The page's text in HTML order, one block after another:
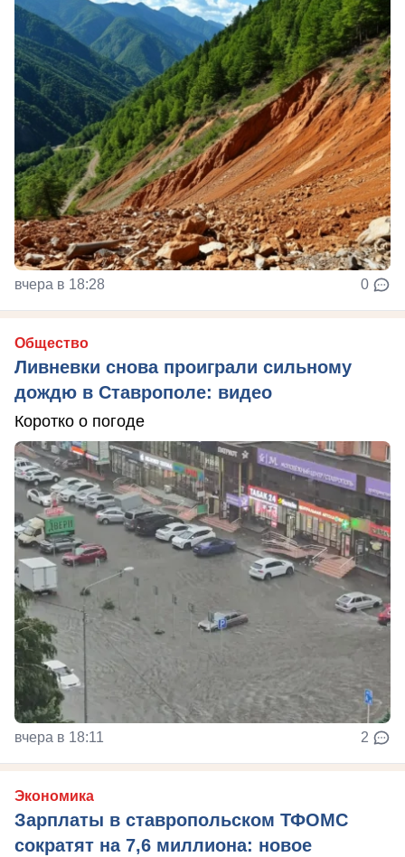
вчера в 18:28 0
Общество
Ливневки снова проиграли сильному
дождю в Ставрополе: видео
Коротко о погоде
вчера в 18:11 2
Экономика
Зарплаты в ставропольском ТФОМС
сократят на 7,6 миллиона: новое